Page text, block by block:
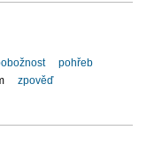
pohřeb
zpověď